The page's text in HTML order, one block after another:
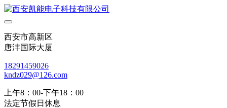
西安市高新区
唐沣国际大厦
18291459026
kndz029@126.com
上午8：00-下午18：00
法定节假日休息